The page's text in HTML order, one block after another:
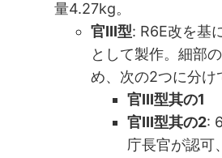
量4.27kg。
官III型: R6E改を基
として製作。細部
め、次の2つに分け
官III型其の1
官III型其の2:
庁長官が認可